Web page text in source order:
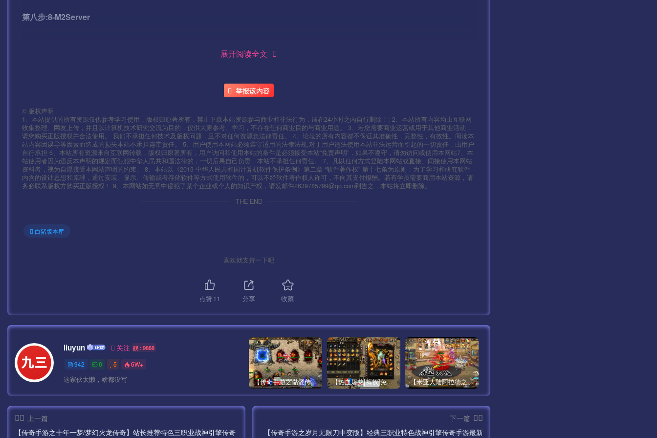
第八步:8-M2Server
IOS:Payload\mir2-iOS.app\res\project.manifest
修改热更 替换：106.12.121.18
\assets\res\mir2.zip
\assets\res\mir264.zip
测试账号：syymwcom
GM码：syymw.com
无限充值后台
http://IP:99/pay.php
GM码：syymw.com
下面给大家介绍几个常见问题
展开阅读全文
举报该内容
© 版权声明
1、本站提供的所有资源仅供参考学习使用，版权归原著所有，禁止下载本站资源参与商业和非法行为，请在24小时之内自行删除！; 2、本站所有内容均由互联网
收集整理、网友上传，并且以计算机技术研究交流为目的，仅供大家参考、学习，不存在任何商业目的与商业用途。 3、若您需要商业运营或用于其他商业活动，
请您购买正版授权并合法使用。 我们不承担任何技术及版权问题，且不对任何资源负法律责任。 4、论坛的所有内容都不保证其准确性，完整性，有效性。阅读本
站内容因误导等因素而造成的损失本站不承担连带责任。 5、用户使用本网站必须遵守适用的法律法规,对于用户违法使用本站非法运营而引起的一切责任，由用户
自行承担 6、本站所有资源来自互联网转载，版权归原著所有，用户访问和使用本站的条件是必须接受本站“免责声明”，如果不遵守，请勿访问或使用本网站7、本
站使用者因为违反本声明的规定而触犯中华人民共和国法律的，一切后果自己负责，本站不承担任何责任。 7、凡以任何方式登陆本网站或直接、间接使用本网站
资料者，视为自愿接受本网站声明的约束。 8、本站以《2013 中华人民共和国计算机软件保护条例》第二章 “软件著作权” 第十七条为原则：为了学习和研究软件
内含的设计思想和原理，通过安装、显示、传输或者存储软件等方式使用软件的，可以不经软件著作权人许可，不向其支付报酬。若有学员需要商用本站资源，请
务必联系版权方购买正版授权！ 9、本网站如无意中侵犯了某个企业或个人的知识产权，请发邮件2639785799@qq.com到告之，本站将立即删除。
THE END
白猪版本库
喜欢就支持一下吧
点赞11 分享 收藏
liuyun 关注 靓 : 9888
942 0 5 6W+
这家伙太懒，啥都没写 【传奇手游之骷髅传说第二季十大陆[白猪3]免授权版】经典单职业复古特色战神引擎传奇手游最新打包Win服务端源码视频架设教程-怀旧复古-经典耐玩–新版GM多功能网页授权物品后台-GM直冲网页后台-安卓苹果IOS双端版本！ 【热血屠龙[裤衩]免授权修复版】采用经典战神引擎三职业特色游戏最新打包Win服务端源码视频架设教程-GM直冲后台-新版GM多功能授权物品后台-安卓苹果IOS双端版本-传奇手游！ 【米亚大陆阿拉德之怒三觉醒版本】经典横版格斗闯关剧情手游最新打包Linux服务端源码视频架设教程-安卓苹果IOS双端版本-完善总运营后台-完整全功能GM授权后台-附带整套表格！
上一篇
【传奇手游之十年一梦/梦幻火龙传奇】站长推荐特色三职业战神引擎传奇
下一篇
【传奇手游之岁月无限刀中变版】经典三职业特色战神引擎传奇手游最新